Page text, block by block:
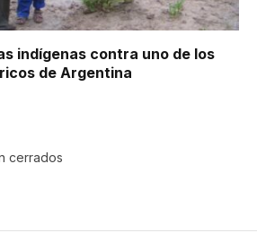
indígenas contra uno de los
de Argentina
cerrados